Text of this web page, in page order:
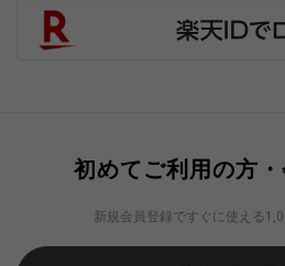
初めてご利用の方
新規会員登録ですぐに使える